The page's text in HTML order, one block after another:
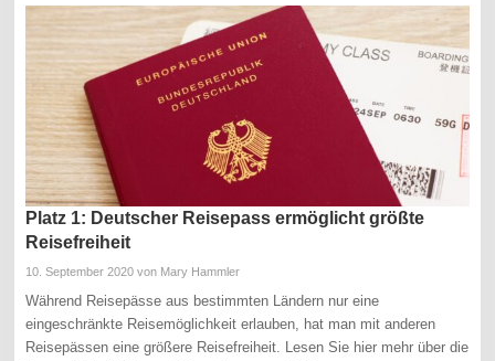
Platz 1: Deutscher Reisepass ermöglicht größte
Reisefreiheit
10. September 2020 von Mary Hammler
Während Reisepässe aus bestimmten Ländern nur eine
eingeschränkte Reisemöglichkeit erlauben, hat man mit anderen
Reisepässen eine größere Reisefreiheit. Lesen Sie hier mehr über die